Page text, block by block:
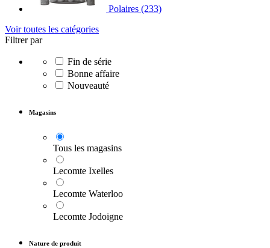
Polaires (233)
Voir toutes les catégories
Filtrer par
Fin de série
Bonne affaire
Nouveauté
Magasins
Tous les magasins
Lecomte Ixelles
Lecomte Waterloo
Lecomte Jodoigne
Nature de produit